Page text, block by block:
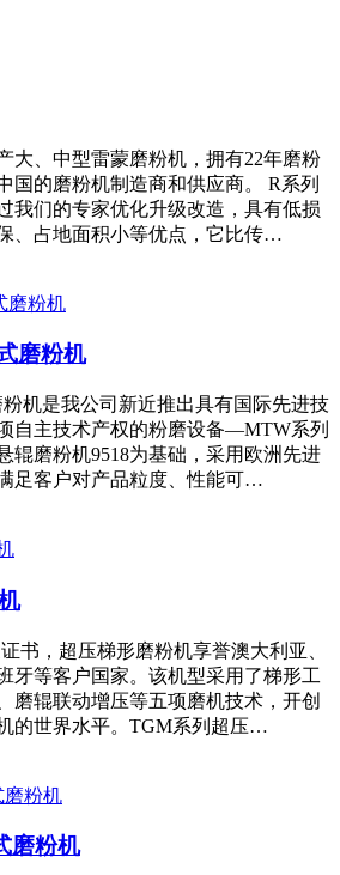
大、中型雷蒙磨粉机，拥有22年磨粉
国的磨粉机制造商和供应商。 R系列
我们的专家优化升级改造，具有低损
、占地面积小等优点，它比传…
磨粉机
机是我公司新近推出具有国际先进技
自主技术产权的粉磨设备—MTW系列
辊磨粉机9518为基础，采用欧洲先进
足客户对产品粒度、性能可…
书，超压梯形磨粉机享誉澳大利亚、
牙等客户国家。该机型采用了梯形工
磨辊联动增压等五项磨机技术，开创
的世界水平。TGM系列超压…
磨粉机